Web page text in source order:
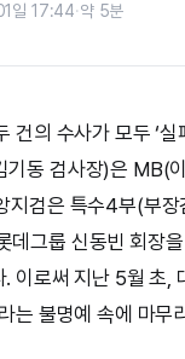
일 17:44·약 5분
건의 수사가 모두 ‘
동 검사장)은 MB(
지검은 특수4부(부
데그룹 신동빈 회장
이로써 지난 5월 초,
는 불명예 속에 마무